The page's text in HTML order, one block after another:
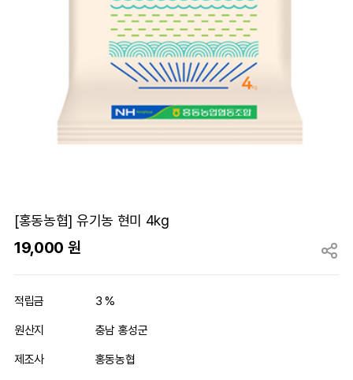
[홍동농협] 유기농 현미 4kg
19,000 원
적립금 3 %
원산지 충남 홍성군
제조사 홍동농협